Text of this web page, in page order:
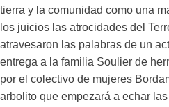
tierra y la comunidad como una
los juicios las atrocidades del
atravesaron las palabras de un
entrega a la familia Soulier de
por el colectivo de mujeres
arbolito que empezará a echar